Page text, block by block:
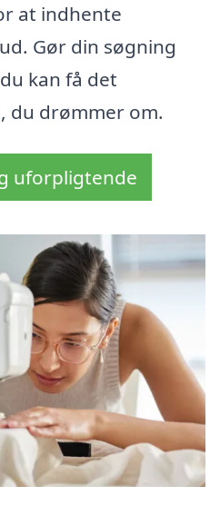
at indhente
Gør din søgning
kan få det
du drømmer om.
uforpligtende